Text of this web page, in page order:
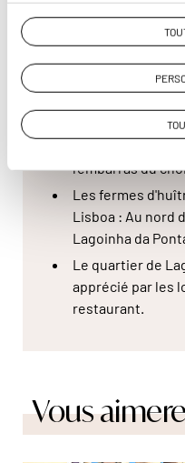
réputation des
Les plages :
Naufragados do
l'embarras du
Les fermes
Lisboa : Au nord
Lagoinha da
Le quartier de
apprécié par les
restaurant.
Vous